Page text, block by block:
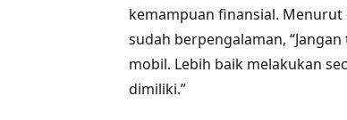
kemampuan finansial.
sudah berpengalaman,
mobil. Lebih baik melakukan
dimiliki.”